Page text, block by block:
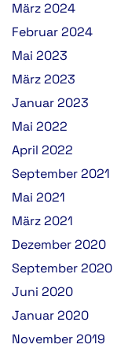
März 2024
Februar 2024
Mai 2023
März 2023
Januar 2023
Mai 2022
April 2022
September 2021
Mai 2021
März 2021
Dezember 2020
September 2020
Juni 2020
Januar 2020
November 2019